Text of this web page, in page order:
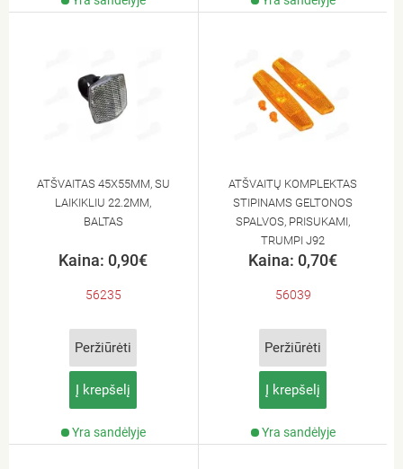
ATŠVAITAS 45X55MM, SU
LAIKIKLIU 22.2MM,
BALTAS
Kaina: 0,90€
56235
Peržiūrėti
Į krepšelį
Yra sandėlyje
ATŠVAITŲ KOMPLEKTAS
STIPINAMS GELTONOS
SPALVOS, PRISUKAMI,
TRUMPI J92
Kaina: 0,70€
56039
Peržiūrėti
Į krepšelį
Yra sandėlyje